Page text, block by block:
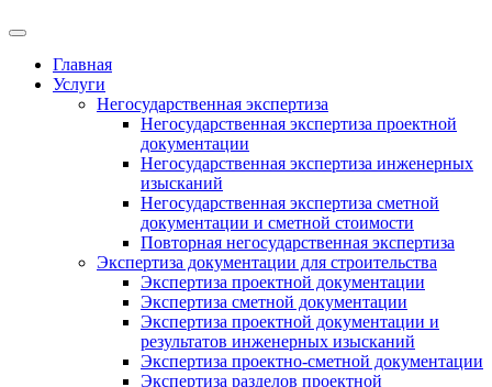
Главная
Услуги
Негосударственная экспертиза
Негосударственная экспертиза проектной
документации
Негосударственная экспертиза инженерных
изысканий
Негосударственная экспертиза сметной
документации и сметной стоимости
Повторная негосударственная экспертиза
Экспертиза документации для строительства
Экспертиза проектной документации
Экспертиза сметной документации
Экспертиза проектной документации и
результатов инженерных изысканий
Экспертиза проектно-сметной документации
Экспертиза разделов проектной